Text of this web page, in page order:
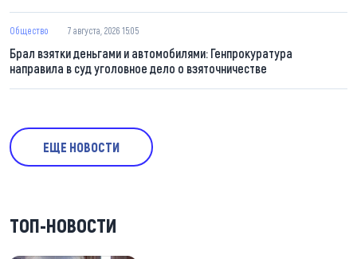
Общество 7 августа, 2026 15:05
Брал взятки деньгами и автомобилями: Генпрокуратура
направила в суд уголовное дело о взяточничестве
ЕЩЕ НОВОСТИ
ТОП-НОВОСТИ